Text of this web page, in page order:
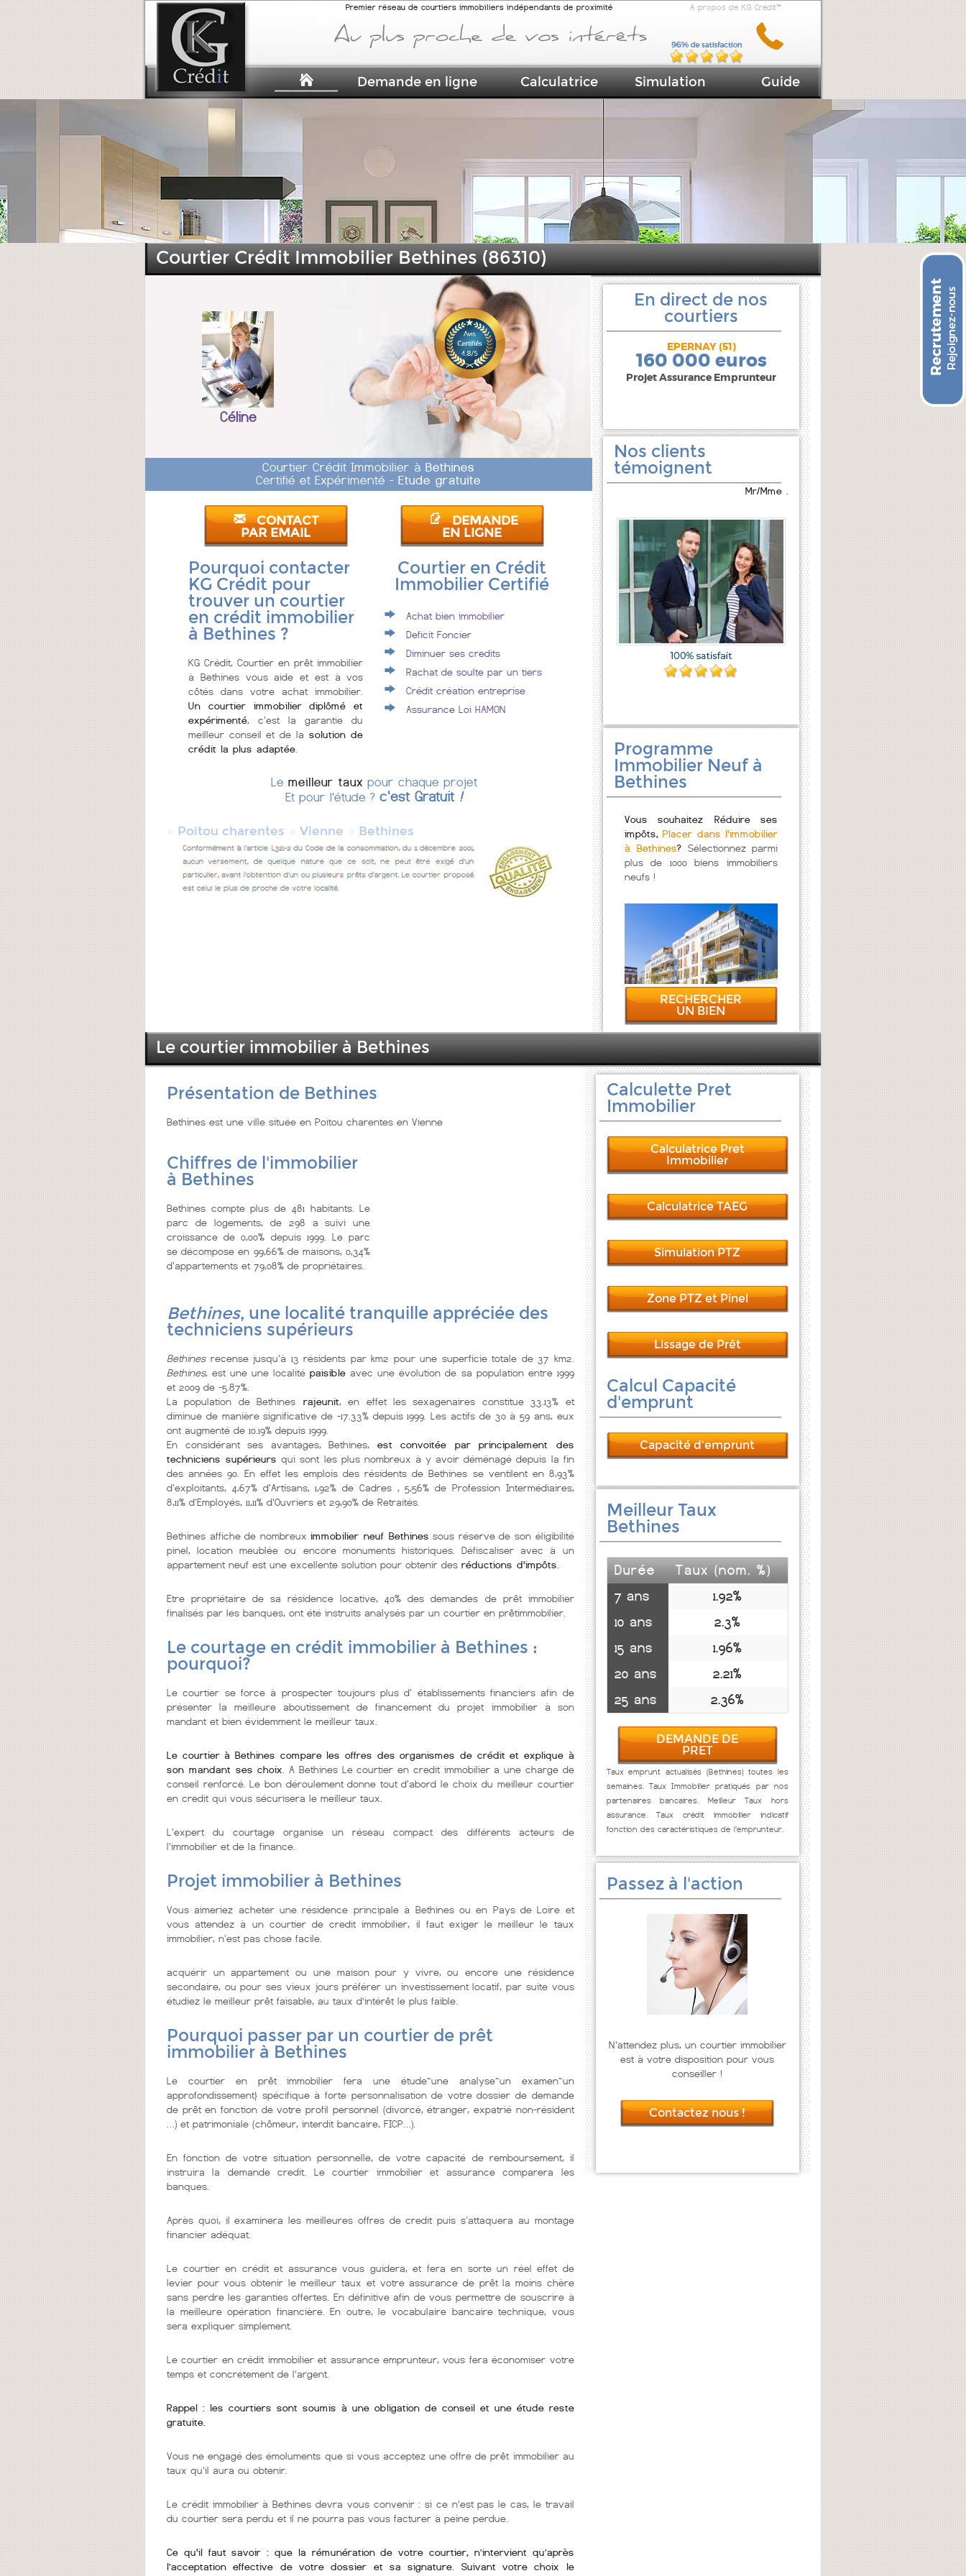
Courtier Crédit Immobilier Bethines (86310)
Céline
Courtier Crédit Immobilier àBethines
Certifié et Expérimenté -Etude gratuite
CONTACT
PAR EMAIL
DEMANDE
EN LIGNE
Pourquoi contacter
KG Crédit pour
trouver un courtier
en crédit immobilier
à Bethines ?
KG Crédit, Courtier en prêt immobilier
à Bethines vous aide et est à vos
côtés dans votre achat immobilier.
Un courtier immobilier diplômé et
expérimenté, c'est la garantie du
meilleur conseil et de la solution de
crédit la plus adaptée
Courtier en Crédit
Immobilier Certifié
Achat bien immobilier
Deficit Foncier
Diminuer ses credits
Rachat de soulte par un tiers
Crédit création entreprise
Assurance Loi HAMON
Le meilleur taux pour chaque projet
Et pour l'étude ?c'est Gratuit !
Poitou charentes Vienne Bethines
En direct de nos
courtiers
150 000 euros
EPERNAY (51)
160 000 euros
Projet Assurance Emprunteur
240 000 euros
Nos clients
témoignent
Mr/Mme .
Programme
Immobilier Neuf à
Bethines
Vous souhaitez Réduire ses
impôts,Placer dans l'immobilier
à Bethines? Sélectionnez parmi
plus de 1000 biens immobiliers
neufs !
RECHERCHER
UN BIEN
Le courtier immobilier à Bethines
Présentation de Bethines
Bethines est une ville située en Poitou charentes en Vienne
Chiffres de l'immobilier
à Bethines
Bethines compte plus de 481 habitants. Le
parc de logements, de 298 a suivi une
croissance de 0,00% depuis 1999. Le parc
se décompose en 99,66% de maisons, 0,34%
d'appartements et 79,08% de propriétaires.
Bethines, une localité tranquille appréciée des
techniciens supérieurs
Bethinesrecense jusqu'à 13 résidents par km2 pour une superficie totale de 37 km2.
Bethines, est une une localitépaisible avec une évolution de sa population entre 1999
et 2009 de -5.87%.
La population de Bethines rajeunit, en effet les sexagenaires constitue 33.13% et
diminue de manière significative de -17.33% depuis 1999. Les actifs de 30 à 59 ans, eux
ont augmenté de 10.19% depuis 1999.
En considérant ses avantages, Bethines, est convoitée par principalement des
techniciens supérieurs qui sont les plus nombreux à y avoir déménagé depuis la fin
des années 90. En effet les emplois des résidents de Bethines se ventilent en 8,93%
d'exploitants, 4,67% d'Artisans, 1,92% de Cadres , 5,56% de Profession Intermédiaires,
8,11% d'Employés, 11,11% d'Ouvriers et 29,90% de Retraités.
Bethines affiche de nombreuximmobilier neuf Bethines sous réserve de son éligibilité
pinel, location meublée ou encore monuments historiques. Défiscaliser avec à un
appartement neuf est une excellente solution pour obtenir des réductions d'impôts
Etre propriétaire de sa résidence locative, 40% des demandes de prêt immobilier
finalisés par les banques, ont été instruits analysés par un courtier en prêtimmobilier.
Le courtage en crédit immobilier à Bethines :
pourquoi?
Le courtier se force à prospecter toujours plus d' établissements financiers afin de
présenter la meilleure aboutissement de financement du projet immobilier à son
mandant et bien évidemment le meilleur taux.
Le courtier à Bethines compare les offres des organismes de crédit et explique à
son mandant ses choix . A Bethines Le courtier en credit immobilier a une charge de
conseil renforcé. Le bon déroulement donne tout d'abord le choix du meilleur courtier
en credit qui vous sécurisera le meilleur taux.
L'expert du courtage organise un réseau compact des différents acteurs de
l'immobilier et de la finance.
Projet immobilier à Bethines
Vous aimeriez acheter une résidence principale à Bethines ou en Pays de Loire et
vous attendez à un courtier de credit immobilier, il faut exiger le meilleur le taux
immobilier, n'est pas chose facile.
acquérir un appartement ou une maison pour y vivre, ou encore une résidence
secondaire, ou pour ses vieux jours préférer un investissement locatif, par suite vous
étudiez le meilleur prêt faisable, au taux d’intérêt le plus faible.
Pourquoi passer par un courtier de prêt
immobilier à Bethines
Le courtier en prêt immobilier fera une étude~une analyse~un examen~un
approfondissement} spécifique à forte personnalisation de votre dossier de demande
de prêt en fonction de votre profil personnel (divorcé, étranger, expatrié non-résident
…) et patrimoniale (chômeur, interdit bancaire, FICP…).
En fonction de votre situation personnelle, de votre capacité de remboursement, il
instruira la demande credit. Le courtier immobilier et assurance comparera les
banques.
Après quoi, il examinera les meilleures offres de credit puis s'attaquera au montage
financier adéquat.
Le courtier en crédit et assurance vous guidera, et fera en sorte un réel effet de
levier pour vous obtenir le meilleur taux et votre assurance de prêt la moins chère
sans perdre les garanties offertes. En définitive afin de vous permettre de souscrire à
la meilleure opération financière. En outre, le vocabulaire bancaire technique, vous
sera expliquer simplement.
Le courtier en crédit immobilier et assurance emprunteur, vous fera économiser votre
temps et concrétement de l’argent.
Rappel : les courtiers sont soumis à une obligation de conseil et une étude reste
gratuite.
Vous ne engagé des émoluments que si vous acceptez une offre de prêt immobilier au
taux qu'il aura ou obtenir.
Le crédit immobilier à Bethines devra vous convenir : si ce n’est pas le cas, le travail
du courtier sera perdu et il ne pourra pas vous facturer à peine perdue.
Ce qu'il faut savoir : que la rémunération de votre courtier, n’intervient qu’après
l’acceptation effective de votre dossier et sa signature. Suivant votre choix le
Calculette Pret
Immobilier
Calculatrice Pret
Immobilier
Calculatrice TAEG
Simulation PTZ
Zone PTZ et Pinel
Lissage de Prêt
Calcul Capacité
d'emprunt
Capacité d'emprunt
Meilleur Taux
Bethines
Durée
Taux (nom. %)
7 ans
1.92%
10 ans
2.3%
15 ans
1.96%
20 ans
2.21%
25 ans
2.36%
DEMANDE DE
PRET
Taux emprunt actualisés (Bethines) toutes les
semaines. Taux Immobilier pratiqués par nos
partenaires bancaires. Meilleur Taux hors
assurance. Taux crédit immobilier indicatif
fonction des caractéristiques de l'emprunteur.
Passez à l'action
N'attendez plus, un courtier immobilier
est à votre disposition pour vous
conseiller !
Contactez nous !
Premier réseau de courtiers immobiliers indépendants de proximité A propos de KG Crédit™
Demande en ligne Calculatrice Simulation Guide